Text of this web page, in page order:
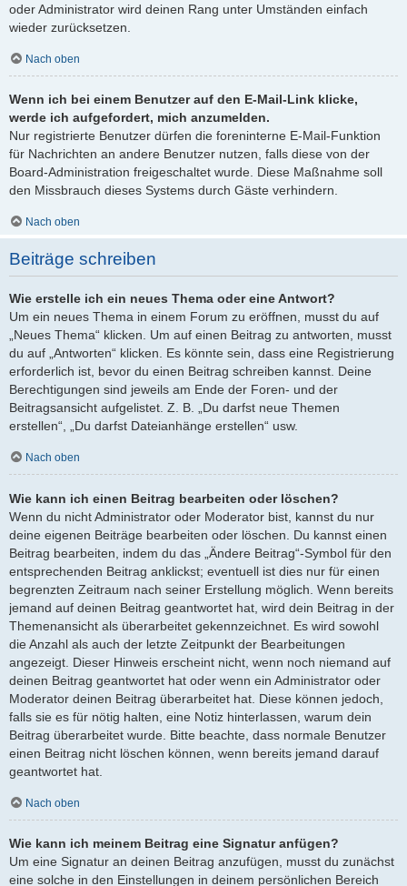
oder Administrator wird deinen Rang unter Umständen einfach
wieder zurücksetzen.
Nach oben
Wenn ich bei einem Benutzer auf den E-Mail-Link klicke,
werde ich aufgefordert, mich anzumelden.
Nur registrierte Benutzer dürfen die foreninterne E-Mail-Funktion
für Nachrichten an andere Benutzer nutzen, falls diese von der
Board-Administration freigeschaltet wurde. Diese Maßnahme soll
den Missbrauch dieses Systems durch Gäste verhindern.
Nach oben
Beiträge schreiben
Wie erstelle ich ein neues Thema oder eine Antwort?
Um ein neues Thema in einem Forum zu eröffnen, musst du auf
„Neues Thema“ klicken. Um auf einen Beitrag zu antworten, musst
du auf „Antworten“ klicken. Es könnte sein, dass eine Registrierung
erforderlich ist, bevor du einen Beitrag schreiben kannst. Deine
Berechtigungen sind jeweils am Ende der Foren- und der
Beitragsansicht aufgelistet. Z. B. „Du darfst neue Themen
erstellen“, „Du darfst Dateianhänge erstellen“ usw.
Nach oben
Wie kann ich einen Beitrag bearbeiten oder löschen?
Wenn du nicht Administrator oder Moderator bist, kannst du nur
deine eigenen Beiträge bearbeiten oder löschen. Du kannst einen
Beitrag bearbeiten, indem du das „Ändere Beitrag“-Symbol für den
entsprechenden Beitrag anklickst; eventuell ist dies nur für einen
begrenzten Zeitraum nach seiner Erstellung möglich. Wenn bereits
jemand auf deinen Beitrag geantwortet hat, wird dein Beitrag in der
Themenansicht als überarbeitet gekennzeichnet. Es wird sowohl
die Anzahl als auch der letzte Zeitpunkt der Bearbeitungen
angezeigt. Dieser Hinweis erscheint nicht, wenn noch niemand auf
deinen Beitrag geantwortet hat oder wenn ein Administrator oder
Moderator deinen Beitrag überarbeitet hat. Diese können jedoch,
falls sie es für nötig halten, eine Notiz hinterlassen, warum dein
Beitrag überarbeitet wurde. Bitte beachte, dass normale Benutzer
einen Beitrag nicht löschen können, wenn bereits jemand darauf
geantwortet hat.
Nach oben
Wie kann ich meinem Beitrag eine Signatur anfügen?
Um eine Signatur an deinen Beitrag anzufügen, musst du zunächst
eine solche in den Einstellungen in deinem persönlichen Bereich